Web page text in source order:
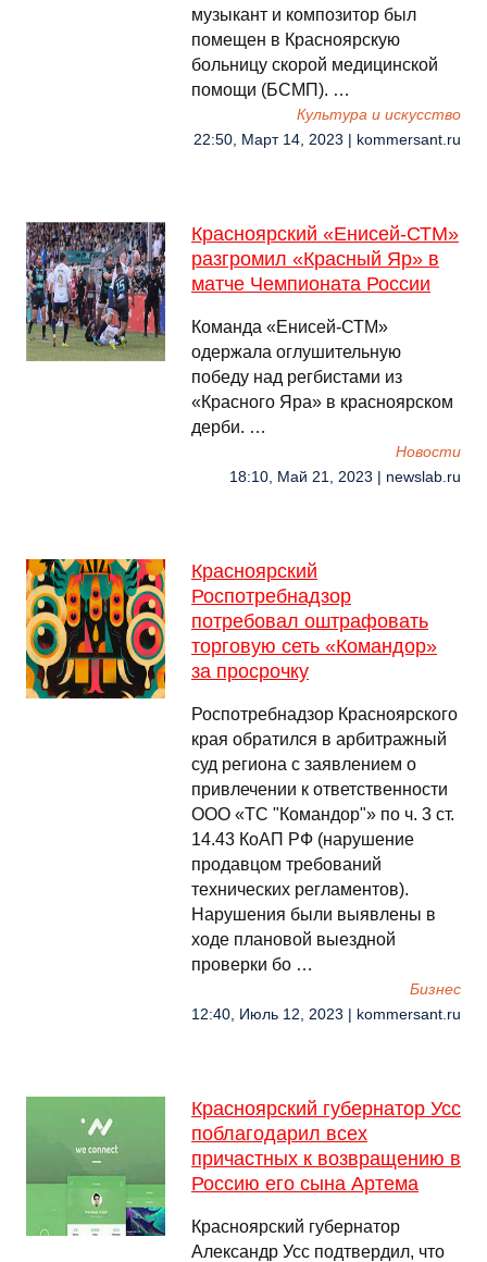
музыкант и композитор был
помещен в Красноярскую
больницу скорой медицинской
помощи (БСМП). …
Культура и искусство
22:50, Март 14, 2023 | kommersant.ru
Красноярский «Енисей-СТМ»
разгромил «Красный Яр» в
матче Чемпионата России
Команда «Енисей-СТМ»
одержала оглушительную
победу над регбистами из
«Красного Яра» в красноярском
дерби. …
Новости
18:10, Май 21, 2023 | newslab.ru
Красноярский
Роспотребнадзор
потребовал оштрафовать
торговую сеть «Командор»
за просрочку
Роспотребнадзор Красноярского
края обратился в арбитражный
суд региона с заявлением о
привлечении к ответственности
ООО «ТС "Командор"» по ч. 3 ст.
14.43 КоАП РФ (нарушение
продавцом требований
технических регламентов).
Нарушения были выявлены в
ходе плановой выездной
проверки бо …
Бизнес
12:40, Июль 12, 2023 | kommersant.ru
Красноярский губернатор Усс
поблагодарил всех
причастных к возвращению в
Россию его сына Артема
Красноярский губернатор
Александр Усс подтвердил, что